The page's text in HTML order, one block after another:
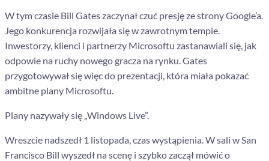
W tym czasie Bill Gates zaczynał czuć presję ze strony Google’a.
Jego konkurencja rozwijała się w zawrotnym tempie.
Inwestorzy, klienci i partnerzy Microsoftu zastanawiali się, jak
odpowie na ruchy nowego gracza na rynku. Gates
przygotowywał się więc do prezentacji, która miała pokazać
ambitne plany Microsoftu.
Plany nazywały się „Windows Live”.
Wreszcie nadszedł 1 listopada, czas wystąpienia. W sali w San
Francisco Bill wyszedł na scenę i szybko zaczął mówić o